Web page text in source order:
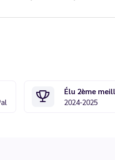
Élu 2ème
2024-2025